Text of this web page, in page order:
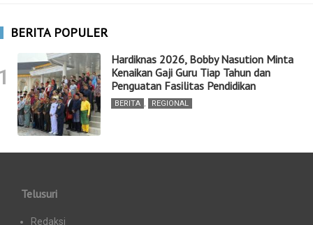
BERITA POPULER
Hardiknas 2026, Bobby Nasution Minta
Kenaikan Gaji Guru Tiap Tahun dan
Penguatan Fasilitas Pendidikan
BERITA , REGIONAL
Telusuri
Redaksi